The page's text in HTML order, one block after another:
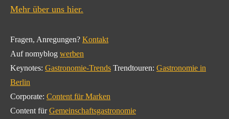
Mehr über uns hier.
Fragen, Anregungen? Kontakt
Auf nomyblog werben
Keynotes: Gastronomie-Trends Trendtouren: Gastronomie in
Berlin
Corporate: Content für Marken
Content fürGemeinschaftsgastronomie